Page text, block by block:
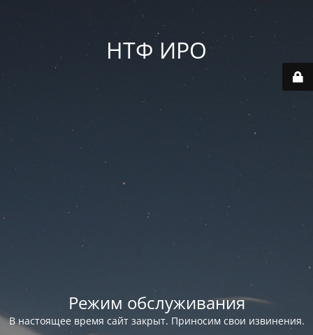
НТФ ИРО
Режим обслуживания
В настоящее время сайт закрыт. Приносим свои извинения.